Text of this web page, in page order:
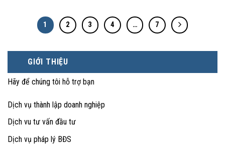
GIỚI THIỆU
Hãy để chúng tôi hỗ trợ bạn
Dịch vụ thành lập doanh nghiệp
Dịch vu tư vấn đầu tư
Dịch vụ pháp lý BĐS
1 2 3 4 … 7